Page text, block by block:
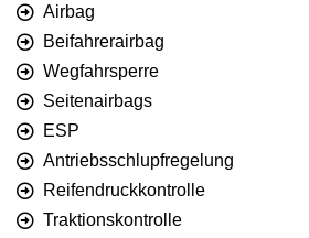
Airbag
Beifahrerairbag
Wegfahrsperre
Seitenairbags
ESP
Antriebsschlupfregelung
Reifendruckkontrolle
Traktionskontrolle